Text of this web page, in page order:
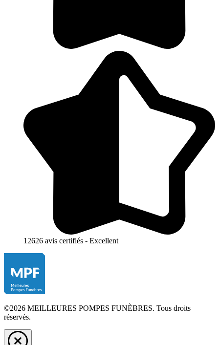
12626 avis certifiés - Excellent
©2026 MEILLEURES POMPES FUNÈBRES. Tous droits
réservés.